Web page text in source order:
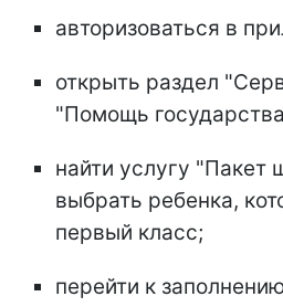
авторизоваться в
открыть раздел
"Помощь
найти услугу "Пакет
выбрать ребенка,
первый класс;
перейти к